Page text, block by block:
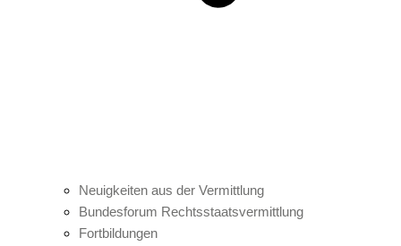
Neuigkeiten aus der Vermittlung
Bundesforum Rechtsstaatsvermittlung
Fortbildungen